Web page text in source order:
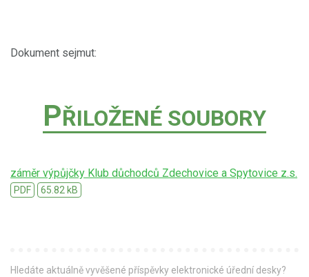
Dokument sejmut:
PŘILOŽENÉ SOUBORY
záměr výpůjčky Klub důchodců Zdechovice a Spytovice z.s.
PDF 65.82 kB
Hledáte aktuálně vyvěšené příspěvky elektronické úřední desky?